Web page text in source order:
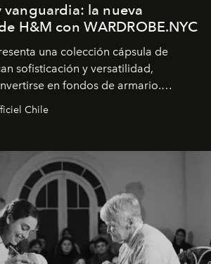
la nueva
H&M con WARDROBE.NYC
una colección cápsula de
sofisticación y versatilidad,
en fondos de armario.
Chile